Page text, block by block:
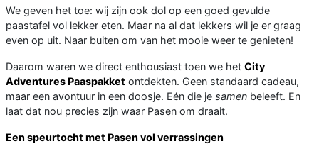
We geven het toe: wij zijn ook dol op een goed gevulde
paastafel vol lekker eten. Maar na al dat lekkers wil je er graag
even op uit. Naar buiten om van het mooie weer te genieten!
Daarom waren we direct enthousiast toen we het City
Adventures Paaspakket ontdekten. Geen standaard cadeau,
maar een avontuur in een doosje. Eén die je samen beleeft. En
laat dat nou precies zijn waar Pasen om draait.
Een speurtocht met Pasen vol verrassingen